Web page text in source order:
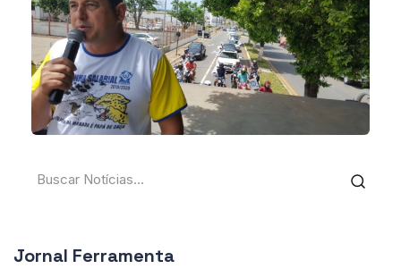
Jornal Ferramenta